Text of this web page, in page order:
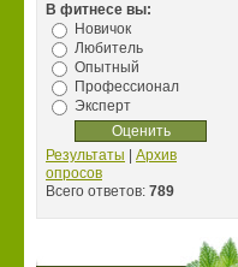
В фитнесе вы:
Новичок
Любитель
Опытный
Профессионал
Эксперт
Результаты
Архив
опросов
Всего ответов: 789